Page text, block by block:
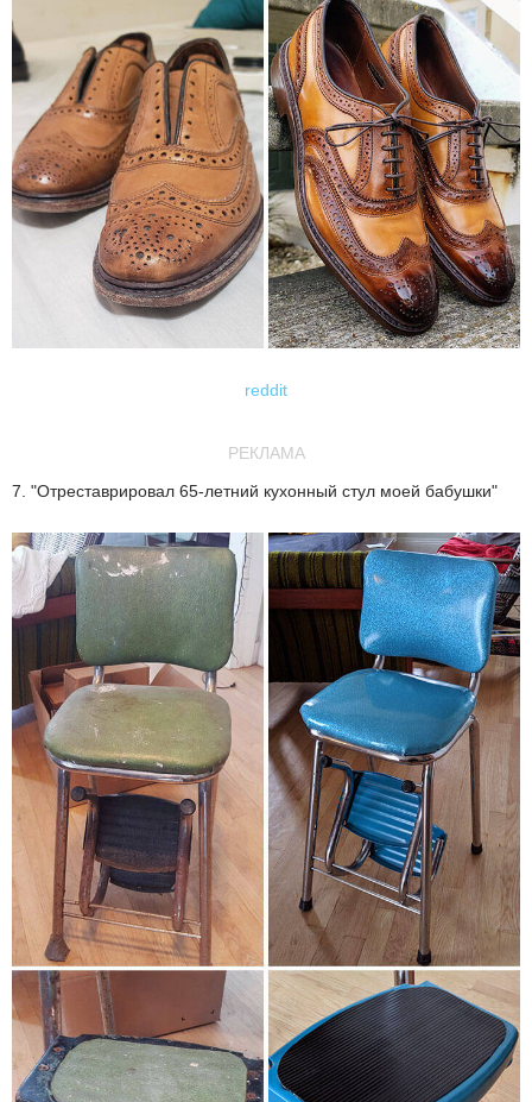
reddit
РЕКЛАМА
7. "Отреставрировал 65-летний кухонный стул моей бабушки"